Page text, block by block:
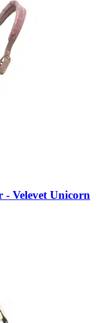
-​ Velevet Unicorn